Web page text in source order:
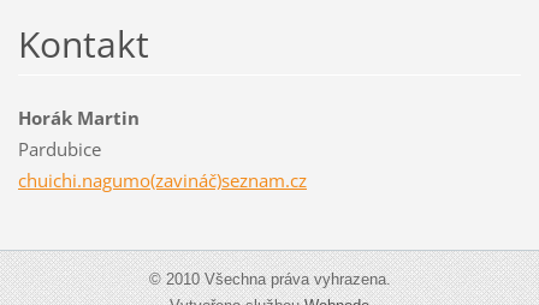
Kontakt
Horák Martin
Pardubice
chuichi.nagumo(zavináč)seznam.cz
© 2010 Všechna práva vyhrazena.